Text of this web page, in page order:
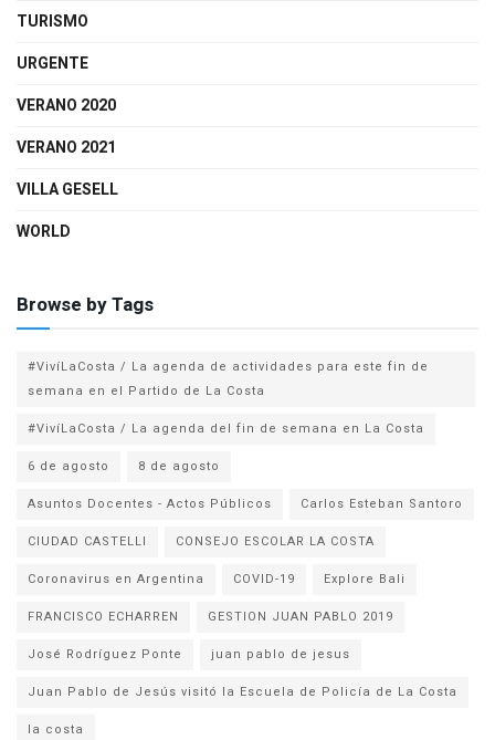
TURISMO
URGENTE
VERANO 2020
VERANO 2021
VILLA GESELL
WORLD
Browse by Tags
#VivíLaCosta / La agenda de actividades para este fin de
semana en el Partido de La Costa
#VivíLaCosta / La agenda del fin de semana en La Costa
6 de agosto
8 de agosto
Asuntos Docentes - Actos Públicos
Carlos Esteban Santoro
CIUDAD CASTELLI
CONSEJO ESCOLAR LA COSTA
Coronavirus en Argentina
COVID-19
Explore Bali
FRANCISCO ECHARREN
GESTION JUAN PABLO 2019
José Rodríguez Ponte
juan pablo de jesus
la costa